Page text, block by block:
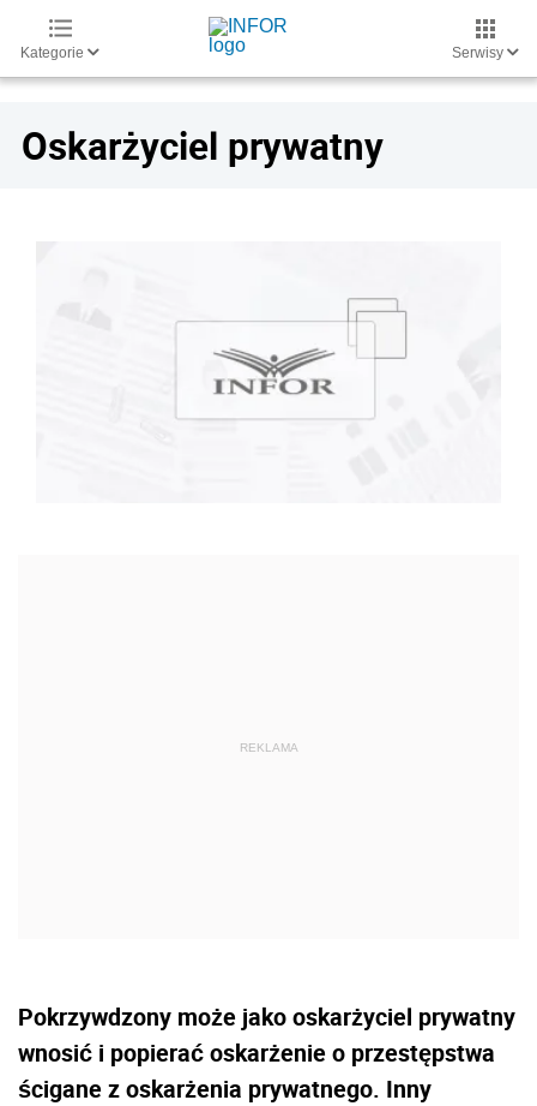
Kategorie Serwisy
Oskarżyciel prywatny
Pokrzywdzony może jako oskarżyciel prywatny
wnosić i popierać oskarżenie o przestępstwa
ścigane z oskarżenia prywatnego. Inny